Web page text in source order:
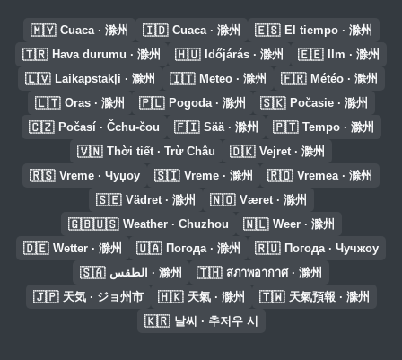
🇲🇾 Cuaca · 滁州 🇮🇩 Cuaca · 滁州 🇪🇸 El tiempo · 滁州
🇹🇷 Hava durumu · 滁州 🇭🇺 Időjárás · 滁州 🇪🇪 Ilm · 滁州
🇱🇻 Laikapstākļi · 滁州 🇮🇹 Meteo · 滁州 🇫🇷 Météo · 滁州
🇱🇹 Oras · 滁州 🇵🇱 Pogoda · 滁州 🇸🇰 Počasie · 滁州
🇨🇿 Počasí · Čchu-čou 🇫🇮 Sää · 滁州 🇵🇹 Tempo · 滁州
🇻🇳 Thời tiết · Trừ Châu 🇩🇰 Vejret · 滁州
🇷🇸 Vreme · Чуџоу 🇸🇮 Vreme · 滁州 🇷🇴 Vremea · 滁州
🇸🇪 Vädret · 滁州 🇳🇴 Været · 滁州
🇬🇧🇺🇸 Weather · Chuzhou 🇳🇱 Weer · 滁州
🇩🇪 Wetter · 滁州 🇺🇦 Погода · 滁州 🇷🇺 Погода · Чучжоу
🇸🇦 الطقس · 滁州 🇹🇭 สภาพอากาศ · 滁州
🇯🇵 天気 · ジョ州市 🇭🇰 天氣 · 滁州 🇹🇼 天氣預報 · 滁州
🇰🇷 날씨 · 추저우 시